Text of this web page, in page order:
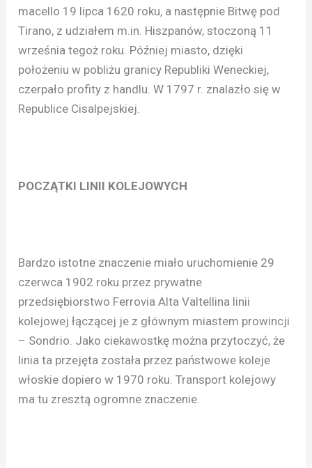
macello 19 lipca 1620 roku, a następnie Bitwę pod
Tirano, z udziałem m.in. Hiszpanów, stoczoną 11
września tegoż roku. Później miasto, dzięki
położeniu w pobliżu granicy Republiki Weneckiej,
czerpało profity z handlu. W 1797 r. znalazło się w
Republice Cisalpejskiej.
POCZĄTKI LINII KOLEJOWYCH
Bardzo istotne znaczenie miało uruchomienie 29
czerwca 1902 roku przez prywatne
przedsiębiorstwo Ferrovia Alta Valtellina linii
kolejowej łączącej je z głównym miastem prowincji
– Sondrio. Jako ciekawostkę można przytoczyć, że
linia ta przejęta została przez państwowe koleje
włoskie dopiero w 1970 roku. Transport kolejowy
ma tu zresztą ogromne znaczenie.